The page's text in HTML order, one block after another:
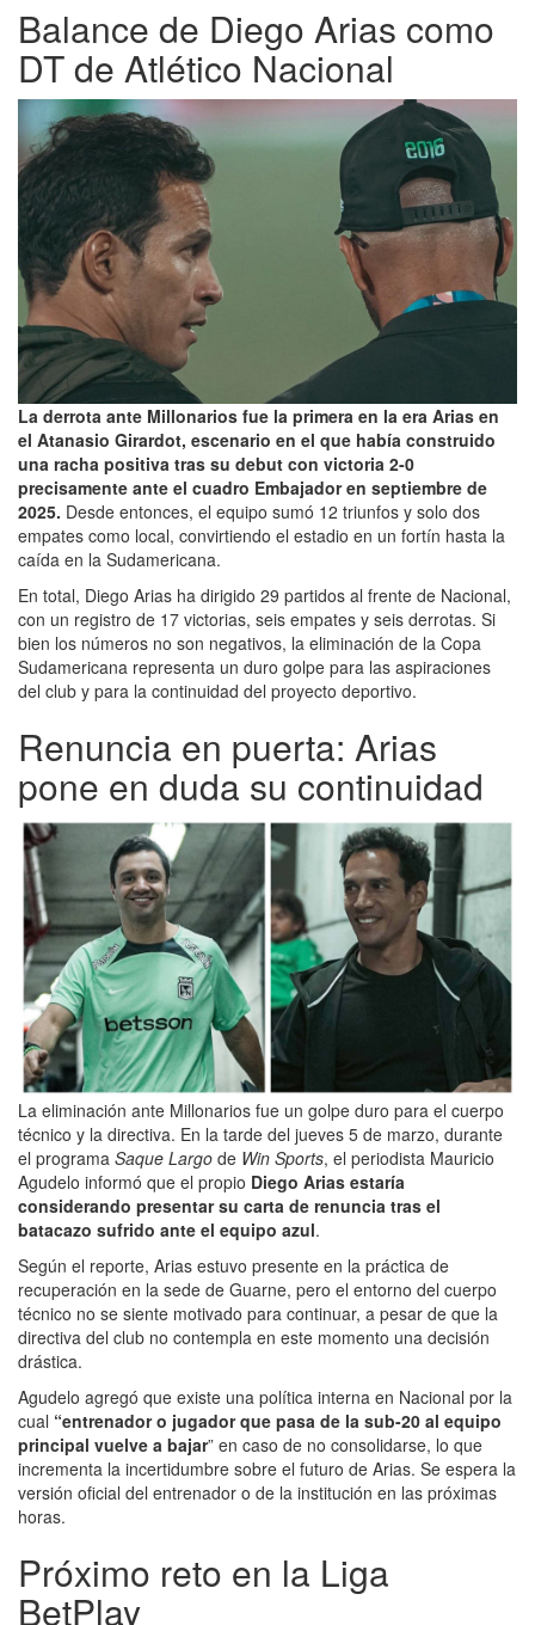
Balance de Diego Arias como
DT de Atlético Nacional
La derrota ante Millonarios fue la primera en la era Arias en
el Atanasio Girardot, escenario en el que había construido
una racha positiva tras su debut con victoria 2-0
precisamente ante el cuadro Embajador en septiembre de
2025. Desde entonces, el equipo sumó 12 triunfos y solo dos
empates como local, convirtiendo el estadio en un fortín hasta la
caída en la Sudamericana.
En total, Diego Arias ha dirigido 29 partidos al frente de Nacional,
con un registro de 17 victorias, seis empates y seis derrotas. Si
bien los números no son negativos, la eliminación de la Copa
Sudamericana representa un duro golpe para las aspiraciones
del club y para la continuidad del proyecto deportivo.
Renuncia en puerta: Arias
pone en duda su continuidad
La eliminación ante Millonarios fue un golpe duro para el cuerpo
técnico y la directiva. En la tarde del jueves 5 de marzo, durante
el programa Saque Largo de Win Sports, el periodista Mauricio
Agudelo informó que el propio Diego Arias estaría
considerando presentar su carta de renuncia tras el
batacazo sufrido ante el equipo azul.
Según el reporte, Arias estuvo presente en la práctica de
recuperación en la sede de Guarne, pero el entorno del cuerpo
técnico no se siente motivado para continuar, a pesar de que la
directiva del club no contempla en este momento una decisión
drástica.
Agudelo agregó que existe una política interna en Nacional por la
cual “entrenador o jugador que pasa de la sub-20 al equipo
principal vuelve a bajar” en caso de no consolidarse, lo que
incrementa la incertidumbre sobre el futuro de Arias. Se espera la
versión oficial del entrenador o de la institución en las próximas
horas.
Próximo reto en la Liga
BetPlay